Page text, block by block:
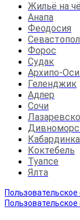
Жильё на
Анапа
Феодосия
Форос
Судак
Архипо-
Геленджик
Адлер
Сочи
Кабардинка
Коктебель
Туапсе
Ялта